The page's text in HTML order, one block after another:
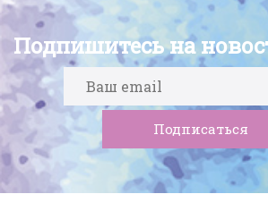
Подпишитесь на